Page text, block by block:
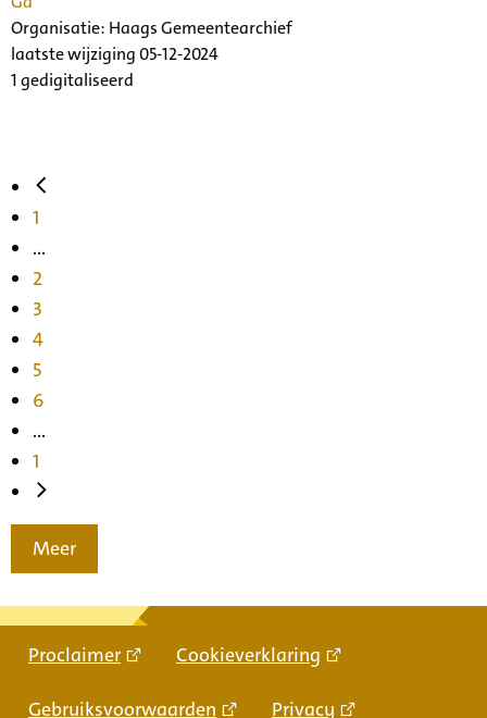
Organisatie: Haags Gemeentearchief
laatste wijziging 05-12-2024
1 gedigitaliseerd
1
...
2
3
4
5
6
...
1
Meer
Proclaimer Cookieverklaring
Gebruiksvoorwaarden Privacy